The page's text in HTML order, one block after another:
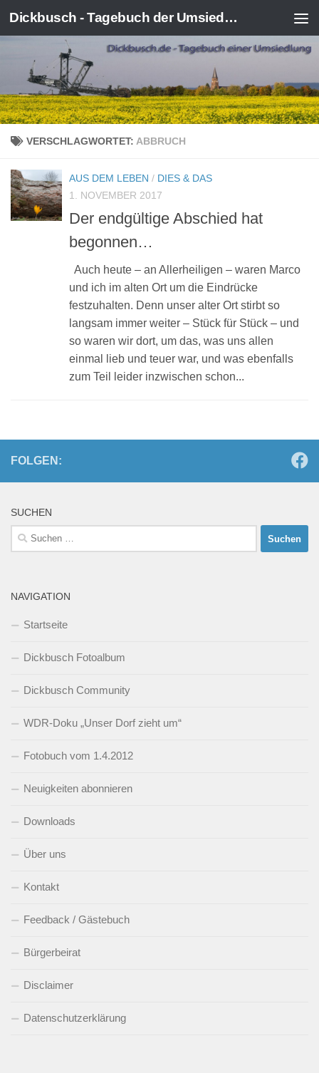
Zum Inhalt springen Dickbusch - Tagebuch der Umsiedlung von Kerpen-Manheim
VERSCHLAGWORTET: ABBRUCH
AUS DEM LEBEN / DIES & DAS
1. NOVEMBER 2017
Der endgültige Abschied hat
begonnen…
Auch heute – an Allerheiligen – waren Marco
und ich im alten Ort um die Eindrücke
festzuhalten. Denn unser alter Ort stirbt so
langsam immer weiter – Stück für Stück – und
so waren wir dort, um das, was uns allen
einmal lieb und teuer war, und was ebenfalls
zum Teil leider inzwischen schon...
FOLGEN:
SUCHEN
Suchen
nach:
NAVIGATION
Startseite
Dickbusch Fotoalbum
Dickbusch Community
WDR-Doku „Unser Dorf zieht um“
Fotobuch vom 1.4.2012
Neuigkeiten abonnieren
Downloads
Über uns
Kontakt
Feedback / Gästebuch
Bürgerbeirat
Disclaimer
Datenschutzerklärung